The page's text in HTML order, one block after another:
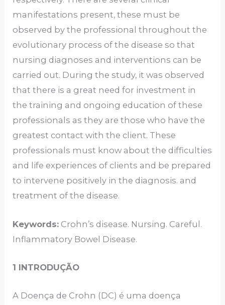
manifestations present, these must be
observed by the professional throughout the
evolutionary process of the disease so that
nursing diagnoses and interventions can be
carried out. During the study, it was observed
that there is a great need for investment in
the training and ongoing education of these
professionals as they are those who have the
greatest contact with the client. These
professionals must know about the difficulties
and life experiences of clients and be prepared
to intervene positively in the diagnosis. and
treatment of the disease.
Keywords: Crohn’s disease. Nursing. Careful.
Inflammatory Bowel Disease.
1 INTRODUÇÃO
A Doença de Crohn (DC) é uma doença